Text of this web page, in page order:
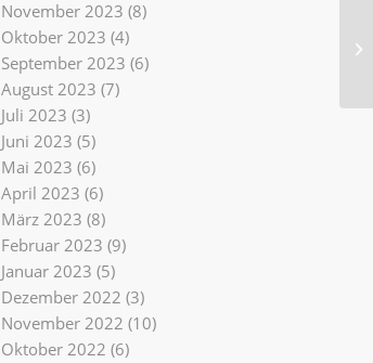
November 2023 (8)
Oktober 2023 (4)
September 2023 (6)
August 2023 (7)
Juli 2023 (3)
Juni 2023 (5)
Mai 2023 (6)
April 2023 (6)
März 2023 (8)
Februar 2023 (9)
Januar 2023 (5)
Dezember 2022 (3)
November 2022 (10)
Oktober 2022 (6)